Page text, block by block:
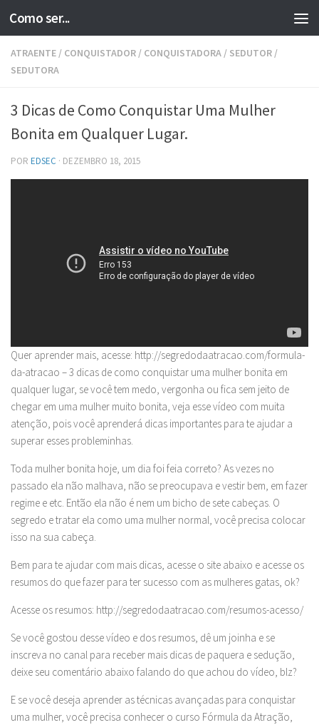
Skip to content
Como ser...
ATRAENTE / CONQUISTADOR / CONQUISTADORA / SEDUTOR /
SEDUTORA
3 Dicas de Como Conquistar Uma Mulher
Bonita em Qualquer Lugar.
POR EDSEC · DEZEMBRO 18, 2015
Quer aprender mais, acesse: http://segredodaatracao.com/formula-
da-atracao – 3 dicas de como conquistar uma mulher bonita em
qualquer lugar, se você tem medo, vergonha ou fica sem jeito de
chegar em uma mulher muito bonita, veja esse vídeo com muita
atenção, pois você aprenderá dicas importantes para te ajudar a
superar esses probleminhas.
Toda mulher bonita hoje, um dia foi feia correto? As vezes no
passado ela não malhava, não se preocupava e vestir bem, em fazer
regime e etc. Então ela não é nem um bicho de sete cabeças. O
segredo e tratar ela como uma mulher normal, você precisa colocar
isso na sua cabeça.
Bem para te ajudar com mais dicas, acesse o site abaixo e acesse os
resumos do que fazer para ter sucesso com as mulheres gatas, ok?
Acesse os resumos: http://segredodaatracao.com/resumos-acesso/
Se você gostou desse vídeo e dos resumos, dê um joinha e se
inscreva no canal para receber mais dicas de paquera e sedução,
deixe seu comentário abaixo falando do que achou do vídeo, blz?
E se você deseja aprender as técnicas avançadas para conquistar
uma mulher, você precisa conhecer o curso Fórmula da Atração,